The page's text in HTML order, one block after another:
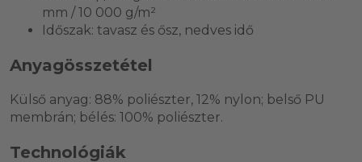
mm / 10 000 g/m²
Időszak: tavasz és ősz, nedves idő
Anyagösszetétel
Külső anyag: 88% poliészter, 12% nylon; belső PU
membrán; bélés: 100% poliészter.
Technológiák